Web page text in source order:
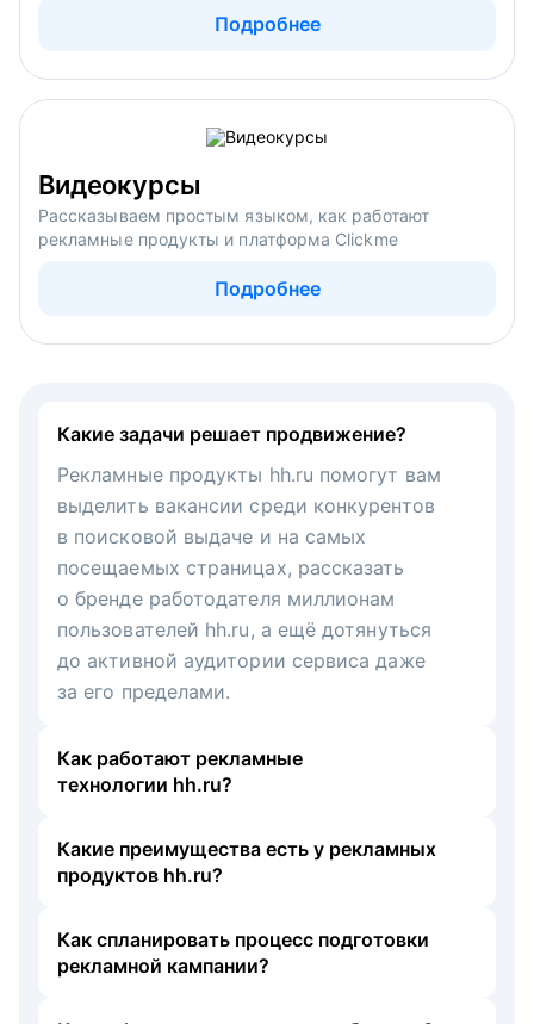
Подробнее
Видеокурсы
Рассказываем простым языком, как работают
рекламные продукты и платформа Clickme
Подробнее
Какие задачи решает продвижение?
Рекламные продукты hh.ru помогут вам
выделить вакансии среди конкурентов
в поисковой выдаче и на самых
посещаемых страницах, рассказать
о бренде работодателя миллионам
пользователей hh.ru, а ещё дотянуться
до активной аудитории сервиса даже
за его пределами.
Как работают рекламные
технологии hh.ru?
Какие преимущества есть у рекламных
продуктов hh.ru?
Как спланировать процесс подготовки
рекламной кампании?